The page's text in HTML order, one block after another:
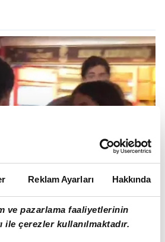
Reklam Ayarları Hakkında
ve pazarlama faaliyetlerinin
ile çerezler kullanılmaktadır.